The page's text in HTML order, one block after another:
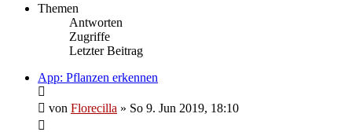
Themen
Antworten
Zugriffe
Letzter Beitrag
App: Pflanzen erkennen
von Florecilla » So 9. Jun 2019, 18:10